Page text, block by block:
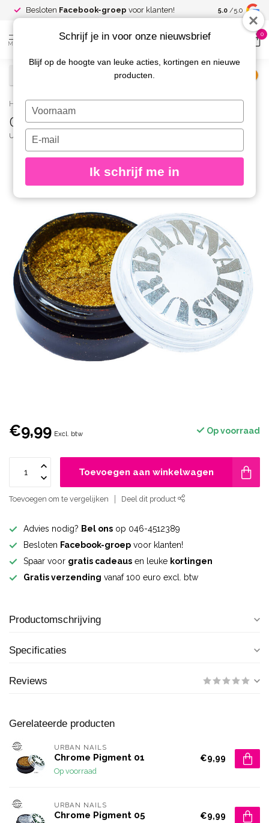
Besloten Facebook-groep voor klanten! Spaar voor
kortingen
5.0 /5.0
MENU
0
Home / Chrome Pigment 27
Chrome Pigment 27
URBAN NAILS
€9,99 Excl. btw Op voorraad
Toevoegen aan winkelwagen
Toevoegen om te vergelijken Deel dit product
Advies nodig? Bel ons op 046-4512389
Besloten Facebook-groep voor klanten!
Spaar voor gratis cadeaus en leuke kortingen
Gratis verzending vanaf 100 euro excl. btw
Productomschrijving
Specificaties
Reviews
Gerelateerde producten
URBAN NAILS
Chrome Pigment 01
Op voorraad
€9,99
URBAN NAILS
Chrome Pigment 05 €9,99
Schrijf je in voor onze nieuwsbrief
Blijf op de hoogte van leuke acties, kortingen en nieuwe
producten.
Typ
je
naam
Typ
je
e-
in
Ik schrijf me in